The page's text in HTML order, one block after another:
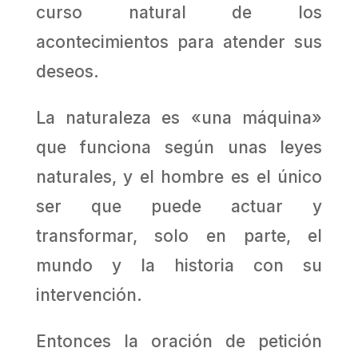
curso natural de los
acontecimientos para atender sus
deseos.
La naturaleza es «una máquina»
que funciona según unas leyes
naturales, y el hombre es el único
ser que puede actuar y
transformar, solo en parte, el
mundo y la historia con su
intervención.
Entonces la oración de petición